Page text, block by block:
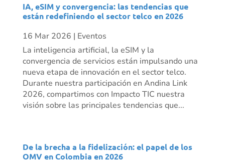
IA, eSIM y convergencia: las tendencias que
están redefiniendo el sector telco en 2026
16 Mar 2026 | Eventos
La inteligencia artificial, la eSIM y la
convergencia de servicios están impulsando una
nueva etapa de innovación en el sector telco.
Durante nuestra participación en Andina Link
2026, compartimos con Impacto TIC nuestra
visión sobre las principales tendencias que...
De la brecha a la fidelización: el papel de los
OMV en Colombia en 2026